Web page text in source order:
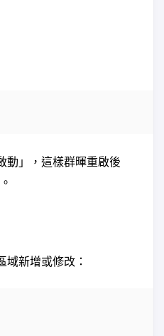
動」，這樣群暉重啟後
域新增或修改：